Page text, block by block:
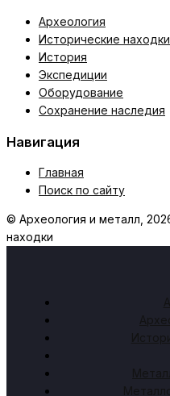
Археология
Исторические находки
История
Экспедиции
Оборудование
Сохранение наследия
Навигация
Главная
Поиск по сайту
© Археология и металл,
находки